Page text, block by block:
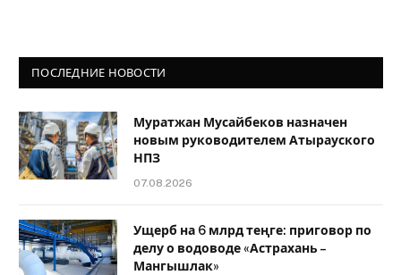
ПОСЛЕДНИЕ НОВОСТИ
Муратжан Мусайбеков назначен
новым руководителем Атырауского
НПЗ
07.08.2026
Ущерб на 6 млрд теңге: приговор по
делу о водоводе «Астрахань –
Мангышлак»